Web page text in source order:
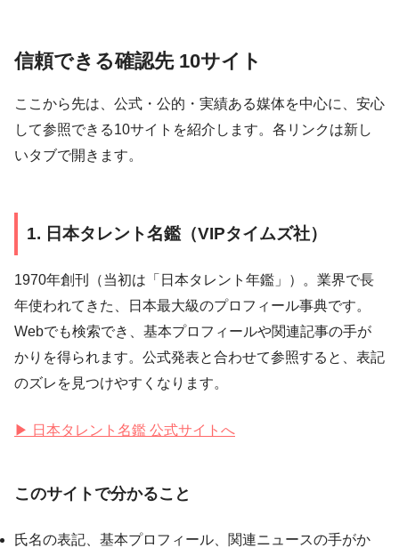
信頼できる確認先 10サイト
ここから先は、公式・公的・実績ある媒体を中心に、安心
して参照できる10サイトを紹介します。各リンクは新し
いタブで開きます。
1. 日本タレント名鑑（VIPタイムズ社）
1970年創刊（当初は「日本タレント年鑑」）。業界で長
年使われてきた、日本最大級のプロフィール事典です。
Webでも検索でき、基本プロフィールや関連記事の手が
かりを得られます。公式発表と合わせて参照すると、表記
のズレを見つけやすくなります。
▶ 日本タレント名鑑 公式サイトへ
このサイトで分かること
氏名の表記、基本プロフィール、関連ニュースの手がか